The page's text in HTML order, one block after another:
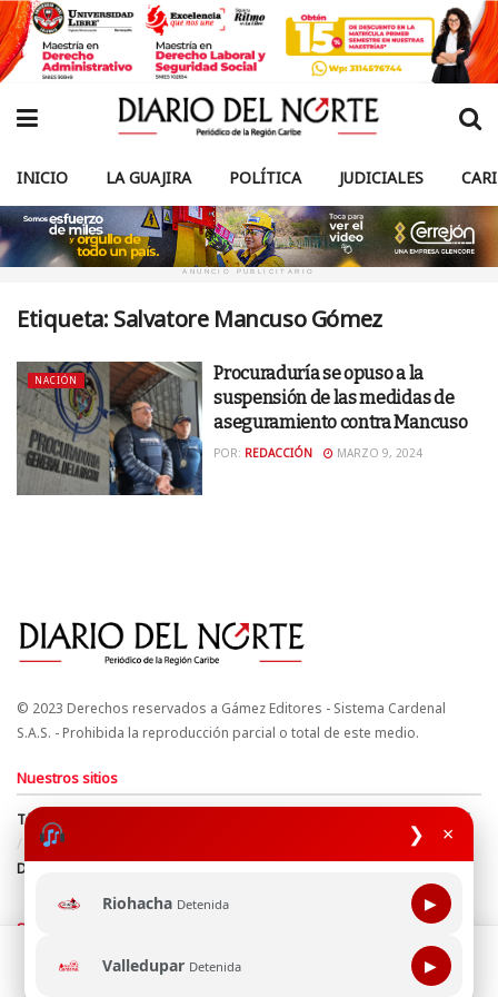
❯ ×
Riohacha Detenida ▶
Valledupar Detenida ▶
INICIO LA GUAJIRA POLÍTICA JUDICIALES
ANUNCIO PUBLICITARIO
Etiqueta: Salvatore Mancuso Gómez
NACIÓN
Procuraduría se opuso a la
suspensión de las medidas de
aseguramiento contra Mancuso
POR: REDACCIÓN MARZO 9, 2024
© 2023 Derechos reservados a Gámez Editores - Sistema Cardenal
S.A.S. - Prohibida la reproducción parcial o total de este medio.
Nuestros sitios
Términos y Condiciones
Derechos de Autor y Propiedad Intelectual
Política de uso de cookies
Política de Tratamiento de Datos
Directrices Editoriales
Síguenos
Esta página web usa cookie para mejorar tu experiencia de
navegación, al continuar aceptas nuestra política de uso de